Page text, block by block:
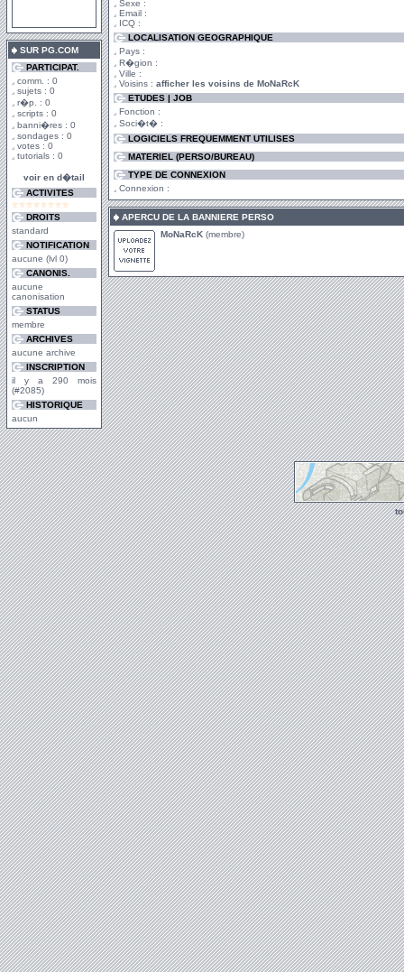
SUR PG.COM
PARTICIPAT.
comm. : 0
sujets : 0
r�p. : 0
scripts : 0
banni�res : 0
sondages : 0
votes : 0
tutorials : 0
voir en d�tail
ACTIVITES
DROITS
standard
NOTIFICATION
aucune (lvl 0)
CANONIS.
aucune
canonisation
STATUS
membre
ARCHIVES
aucune archive
INSCRIPTION
il y a 290 mois
(#2085)
HISTORIQUE
aucun
Sexe :
Email :
ICQ :
LOCALISATION GEOGRAPHIQUE
Pays :
R�gion :
Ville :
Voisins : afficher les voisins de MoNaRcK
ETUDES | JOB
Fonction :
Soci�t� :
LOGICIELS FREQUEMMENT UTILISES
MATERIEL (PERSO/BUREAU)
TYPE DE CONNEXION
Connexion :
APERCU DE LA BANNIERE PERSO
MoNaRcK (membre)